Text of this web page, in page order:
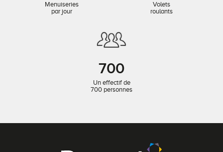
Menuiseries
par jour
Volets
roulants
700
Un effectif de
700 personnes